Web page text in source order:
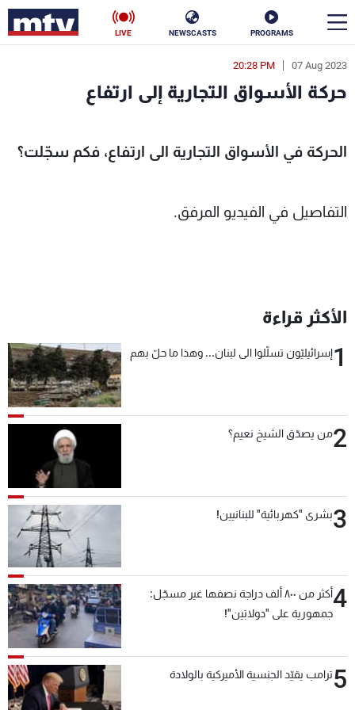
PROGRAMS
NEWSCASTS
LIVE
07 Aug 2023
20:28 PM
حركة الأسواق التجارية إلى ارتفاع
الحركة في الأسواق التجارية الى ارتفاع، فكم سجّلت؟
التفاصيل في الفيديو المرفق.
الأكثر قراءة
1إسرائيليّون تسلّلوا الى لبنان... وهذا ما حلّ بهم
2من يصدّق الشيخ نعيم؟
3بشرى "كهربائية" للبنانيين!
4
أكثر من ٨٠٠ ألف دراجة نصفها غير مسجّل:
جمهورية على "دولابَين"!
5ترامب يقيّد الجنسية الأميركية بالولادة
en
الأخبار
سياسة ناس
منوعات
البرامج
جدول البرامج
عن MTV
سياسة الخصوصية